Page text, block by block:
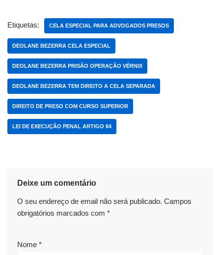
b
o
o
k
d
o
n
A
p
p
dI
n
t
d
s
gr
a
m
p
c
h
at
er y
Li
n
k
e
Etiquetas: CELA ESPECIAL PARA ADVOGADOS PRESOS
DEOLANE BEZERRA CELA ESPECIAL
DEOLANE BEZERRA PRISÃO OPERAÇÃO VÉRNIX
DEOLANE BEZERRA TEM DIREITO A CELA SEPARADA
DIREITO DE PRESO COM CURSO SUPERIOR
LEI DE EXECUÇÃO PENAL ARTIGO 84
Deixe um comentário
O seu endereço de email não será publicado. Campos
obrigatórios marcados com *
Nome *